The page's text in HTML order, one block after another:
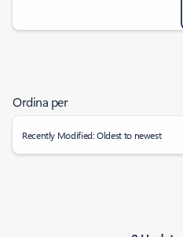
Ordina per
Recently Modified: Oldest to newest